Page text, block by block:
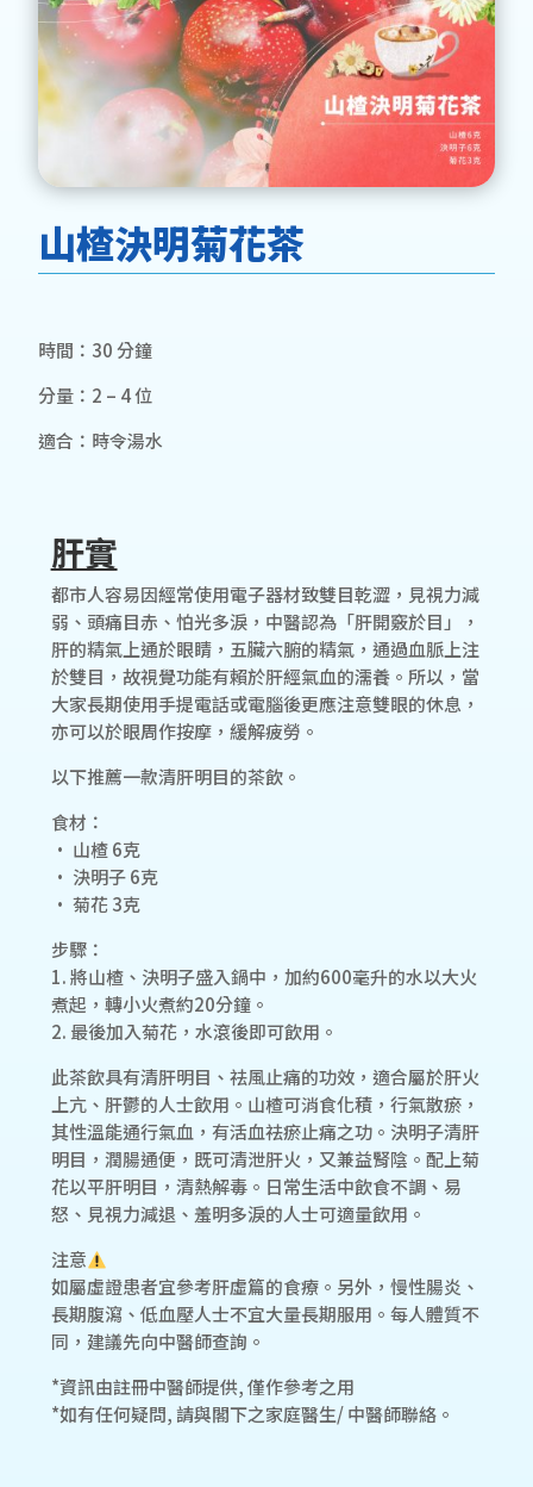
山楂決明菊花茶
時間：30 分鐘
分量：2 – 4 位
適合：時令湯水
肝實
都市人容易因經常使用電子器材致雙目乾澀，見視力減
弱、頭痛目赤、怕光多淚，中醫認為「肝開竅於目」，
肝的精氣上通於眼睛，五臟六腑的精氣，通過血脈上注
於雙目，故視覺功能有賴於肝經氣血的濡養。所以，當
大家長期使用手提電話或電腦後更應注意雙眼的休息，
亦可以於眼周作按摩，緩解疲勞。
以下推薦一款清肝明目的茶飲。
食材：
• 山楂 6克
• 決明子 6克
• 菊花 3克
步驟：
1. 將山楂、決明子盛入鍋中，加約600毫升的水以大火
煮起，轉小火煮約20分鐘。
2. 最後加入菊花，水滾後即可飲用。
此茶飲具有清肝明目、祛風止痛的功效，適合屬於肝火
上亢、肝鬱的人士飲用。山楂可消食化積，行氣散瘀，
其性溫能通行氣血，有活血祛瘀止痛之功。決明子清肝
明目，潤腸通便，既可清泄肝火，又兼益腎陰。配上菊
花以平肝明目，清熱解毒。日常生活中飲食不調、易
怒、見視力減退、羞明多淚的人士可適量飲用。
注意
如屬虛證患者宜參考肝虛篇的食療。另外，慢性腸炎、
長期腹瀉、低血壓人士不宜大量長期服用。每人體質不
同，建議先向中醫師查詢。
*資訊由註冊中醫師提供, 僅作參考之用
*如有任何疑問, 請與閣下之家庭醫生/ 中醫師聯絡。